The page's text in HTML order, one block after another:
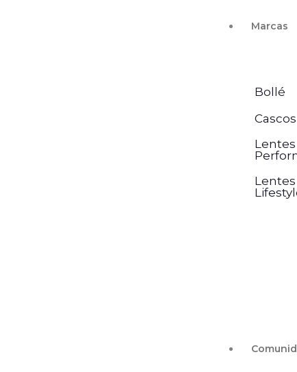
Marcas
Bollé
Cascos
Lentes
Lentes